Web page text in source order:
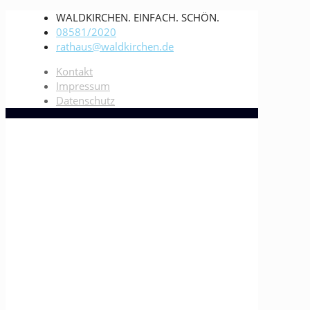
WALDKIRCHEN. EINFACH. SCHÖN.
08581/2020
rathaus@waldkirchen.de
Kontakt
Impressum
Datenschutz